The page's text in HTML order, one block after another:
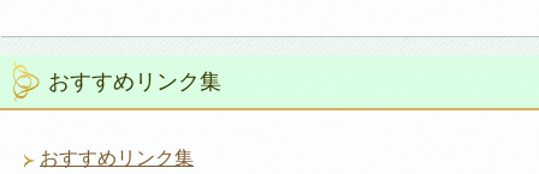
ゴ
リ
ー おすすめリンク集
おすすめリンク集